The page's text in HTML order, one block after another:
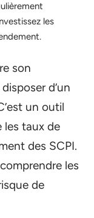
les
son
d’un
un outil
les taux de
des SCPI.
les
de